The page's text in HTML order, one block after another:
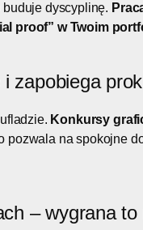
dyscyplinę.
proof” w Twoim
zapobiega
Konkursy
pozwala na spokojne
– wygrana